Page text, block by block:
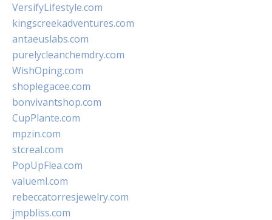
VersifyLifestyle.com
kingscreekadventures.com
antaeuslabs.com
purelycleanchemdry.com
WishOping.com
shoplegacee.com
bonvivantshop.com
CupPlante.com
mpzin.com
stcreal.com
PopUpFlea.com
valueml.com
rebeccatorresjewelry.com
jmpbliss.com